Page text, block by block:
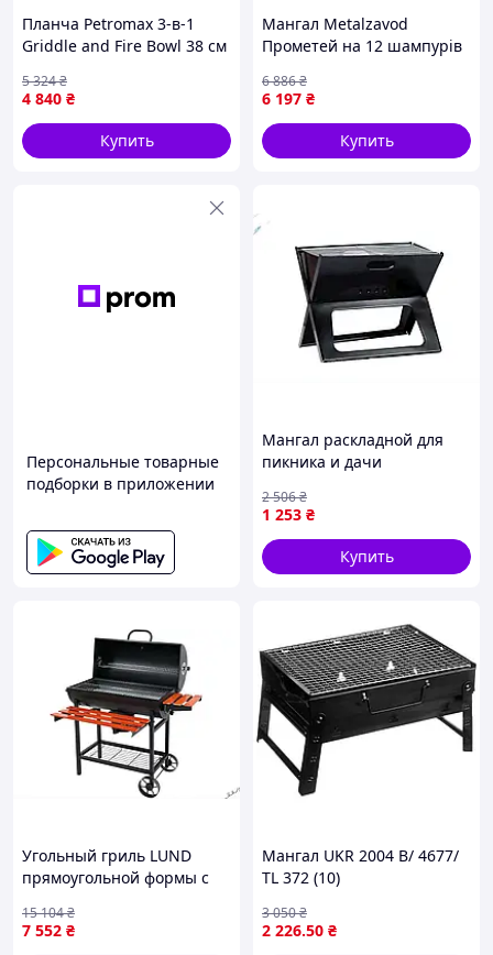
Планча Petromax 3-в-1
Griddle and Fire Bowl 38 см
прочная универсальная
|neper-6640|
4 840 ₴
5 324₴
Купить
Мангал Metalzavod
Прометей на 12 шампурів
6 197 ₴
6 886₴
Купить
Персональные товарные
подборки в приложении
Мангал раскладной для
пикника и дачи
приготовления шашлыков
и гриля
1 253 ₴
2 506₴
Купить
Угольный гриль LUND
прямоугольной формы с
колесах, размеры 71х34,5
см
7 552 ₴
15 104₴
Мангал UKR 2004 B/ 4677/
TL 372 (10)
2 226.50 ₴
3 050₴